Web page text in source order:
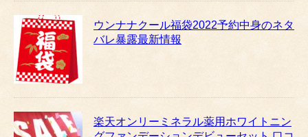
ウンナナクール福袋2022予約中身のネタ
バレ暴露最新情報
楽天オンリーミネラル薬用ホワイトニン